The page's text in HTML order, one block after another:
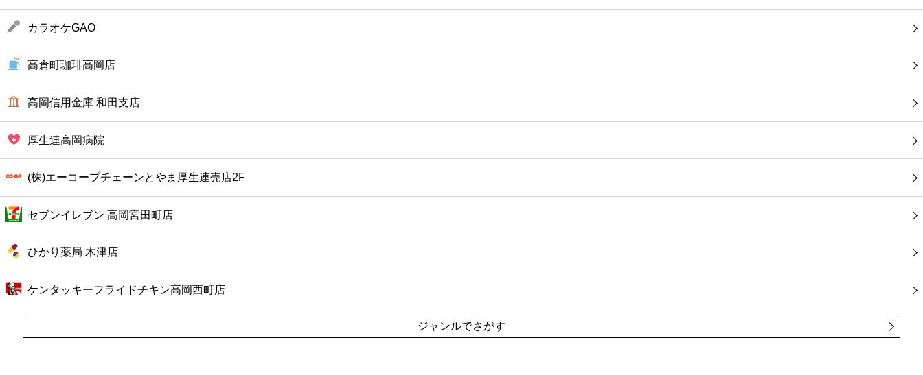
ファーストフード
ショッピング
銀行
公共
病院
カラオケGAO
高倉町珈琲高岡店
高岡信用金庫 和田支店
厚生連高岡病院
(株)エーコープチェーンとやま厚生連売店2F
セブンイレブン 高岡宮田町店
ひかり薬局 木津店
ケンタッキーフライドチキン高岡西町店
ジャンルでさがす